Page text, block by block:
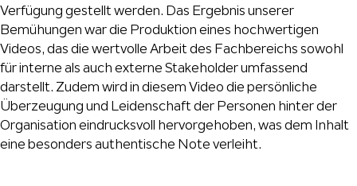
Verfügung gestellt werden. Das Ergebnis unserer
Bemühungen war die Produktion eines hochwertigen
Videos, das die wertvolle Arbeit des Fachbereichs sowohl
für interne als auch externe Stakeholder umfassend
darstellt. Zudem wird in diesem Video die persönliche
Überzeugung und Leidenschaft der Personen hinter der
Organisation eindrucksvoll hervorgehoben, was dem Inhalt
eine besonders authentische Note verleiht.